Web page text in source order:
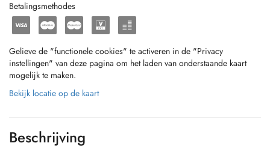
Betalingsmethodes
Gelieve de "functionele cookies" te activeren in de "Privacy
instellingen" van deze pagina om het laden van onderstaande kaart
mogelijk te maken.
Bekijk locatie op de kaart
Beschrijving